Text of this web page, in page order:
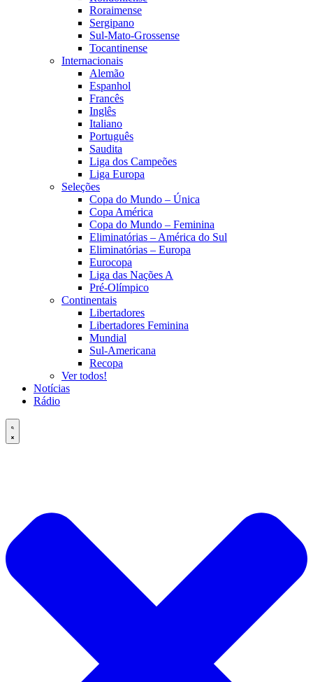
Roraimense
Sergipano
Sul-Mato-Grossense
Tocantinense
Internacionais
Alemão
Espanhol
Francês
Inglês
Italiano
Português
Saudita
Liga dos Campeões
Liga Europa
Seleções
Copa do Mundo – Única
Copa América
Copa do Mundo – Feminina
Eliminatórias – América do Sul
Eliminatórias – Europa
Eurocopa
Liga das Nações A
Pré-Olímpico
Continentais
Libertadores
Libertadores Feminina
Mundial
Sul-Americana
Recopa
Ver todos!
Notícias
Rádio